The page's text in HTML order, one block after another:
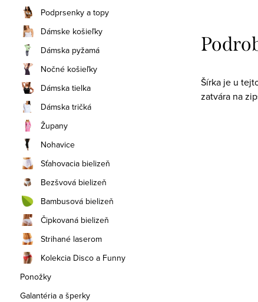
Podprsenky a topy
Dámske košieľky
Dámska pyžamá
Nočné košieľky
Dámska tielka
Dámska tričká
Župany
Nohavice
Sťahovacia bielizeň
Bezšvová bielizeň
Bambusová bielizeň
Čipkovaná bielizeň
Strihané laserom
Kolekcia Disco a Funny
Ponožky
Galantéria a šperky
Šírka je u
zatvára na